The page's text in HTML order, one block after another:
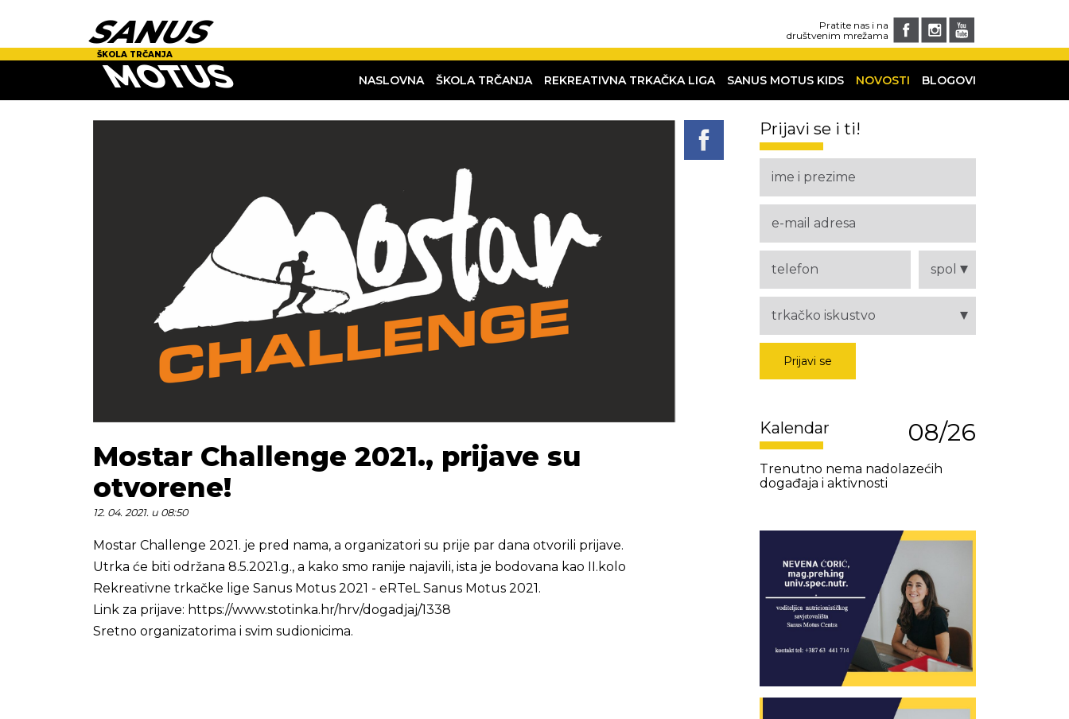
SANUS
Pratite nas i na
društvenim mrežama
ŠKOLA TRČANJA
MOTUS NASLOVNA ŠKOLA TRČANJA REKREATIVNA TRKAČKA LIGA SANUS MOTUS KIDS NOVOSTI BLOGOVI
Mostar Challenge 2021., prijave su
otvorene!
12. 04. 2021. u 08:50
Mostar Challenge 2021. je pred nama, a organizatori su prije par dana otvorili prijave.
Utrka će biti održana 8.5.2021.g., a kako smo ranije najavili, ista je bodovana kao II.kolo
Rekreativne trkačke lige Sanus Motus 2021 - eRTeL Sanus Motus 2021.
Link za prijave: https://www.stotinka.hr/hrv/dogadjaj/1338
Sretno organizatorima i svim sudionicima.
Prijavi se i ti!
Prijavi se
Kalendar 08/26
Trenutno nema nadolazećih
događaja i aktivnosti